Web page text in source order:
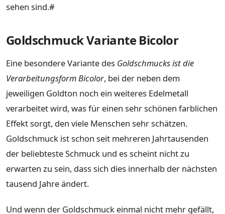
sehen sind.#
Goldschmuck Variante Bicolor
Eine besondere Variante des Goldschmucks ist die
Verarbeitungsform Bicolor, bei der neben dem
jeweiligen Goldton noch ein weiteres Edelmetall
verarbeitet wird, was für einen sehr schönen farblichen
Effekt sorgt, den viele Menschen sehr schätzen.
Goldschmuck ist schon seit mehreren Jahrtausenden
der beliebteste Schmuck und es scheint nicht zu
erwarten zu sein, dass sich dies innerhalb der nächsten
tausend Jahre ändert.
Und wenn der Goldschmuck einmal nicht mehr gefällt,